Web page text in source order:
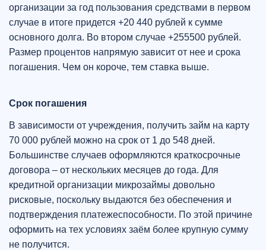
организации за год пользования средствами в первом
случае в итоге придется +20 440 рублей к сумме
основного долга. Во втором случае +255500 рублей.
Размер процентов напрямую зависит от нее и срока
погашения. Чем он короче, тем ставка выше.
Срок погашения
В зависимости от учреждения, получить займ на карту
70 000 рублей можно на срок от 1 до 548 дней.
Большинстве случаев оформляются краткосрочные
договора – от нескольких месяцев до года. Для
кредитной организации микрозаймы довольно
рисковые, поскольку выдаются без обеспечения и
подтверждения платежеспособности. По этой причине
оформить на тех условиях заём более крупную сумму
не получится.